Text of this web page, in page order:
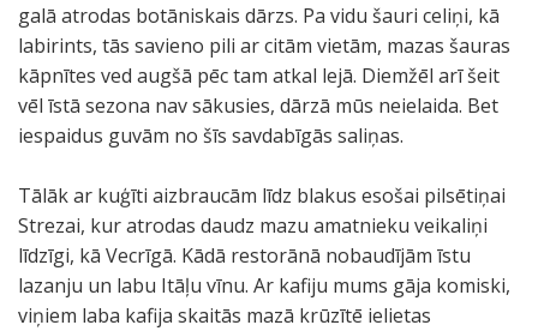
galā atrodas botāniskais dārzs. Pa vidu šauri celiņi, kā
labirints, tās savieno pili ar citām vietām, mazas šauras
kāpnītes ved augšā pēc tam atkal lejā. Diemžēl arī šeit
vēl īstā sezona nav sākusies, dārzā mūs neielaida. Bet
iespaidus guvām no šīs savdabīgās saliņas.
Tālāk ar kuģīti aizbraucām līdz blakus esošai pilsētiņai
Strezai, kur atrodas daudz mazu amatnieku veikaliņi
līdzīgi, kā Vecrīgā. Kādā restorānā nobaudījām īstu
lazanju un labu Itāļu vīnu. Ar kafiju mums gāja komiski,
viņiem laba kafija skaitās mazā krūzītē ielietas